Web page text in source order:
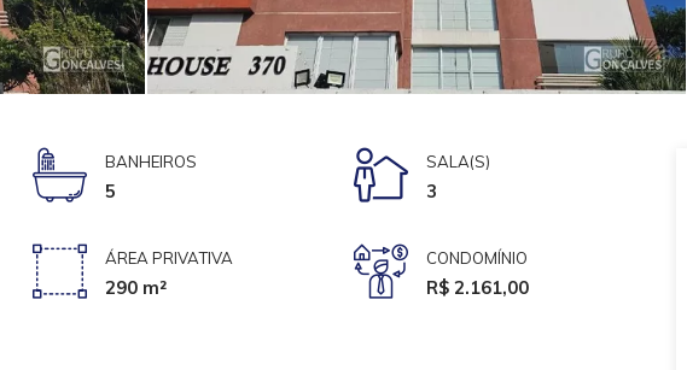
BANHEIROS
5
SALA(S)
3
ÁREA PRIVATIVA
290 m²
CONDOMÍNIO
R$ 2.161,00